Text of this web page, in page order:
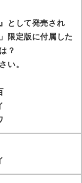
として発売され
限定版に付属した
？
い。